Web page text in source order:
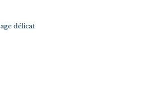
délicat